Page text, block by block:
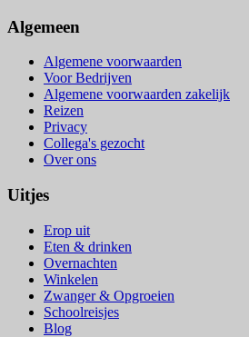
Algemeen
Algemene voorwaarden
Voor Bedrijven
Algemene voorwaarden zakelijk
Reizen
Privacy
Collega's gezocht
Over ons
Uitjes
Erop uit
Eten & drinken
Overnachten
Winkelen
Zwanger & Opgroeien
Schoolreisjes
Blog